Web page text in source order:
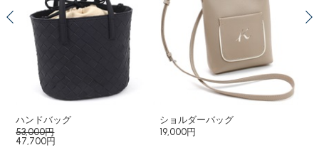
ハンドバッグ
53,000円
47,700円
ショルダーバッグ
19,000円